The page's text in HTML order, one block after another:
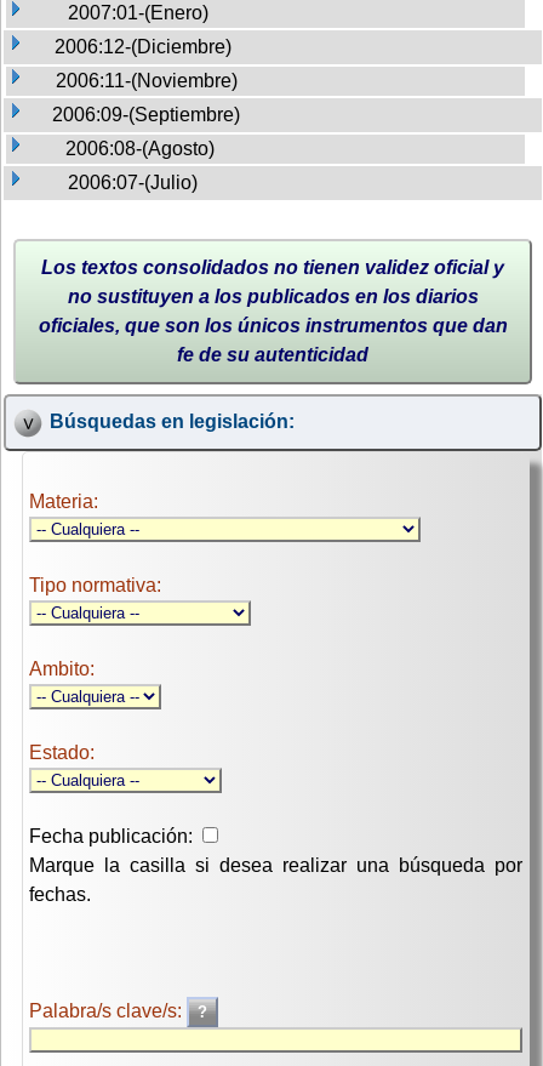
2007:01-(Enero)
2006:12-(Diciembre)
2006:11-(Noviembre)
2006:09-(Septiembre)
2006:08-(Agosto)
2006:07-(Julio)
Los textos consolidados no tienen validez oficial y
no sustituyen a los publicados en los diarios
oficiales, que son los únicos instrumentos que dan
fe de su autenticidad
Búsquedas en legislación:
Materia:
Tipo normativa:
Ambito:
Estado:
Fecha publicación:
Marque la casilla si desea realizar una búsqueda por
fechas.
Palabra/s clave/s: